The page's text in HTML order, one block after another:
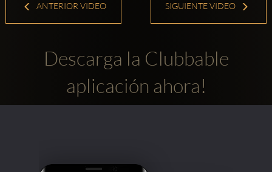
ANTERIOR VIDEO SIGUIENTE VIDEO
Descarga la Clubbable
aplicación ahora!